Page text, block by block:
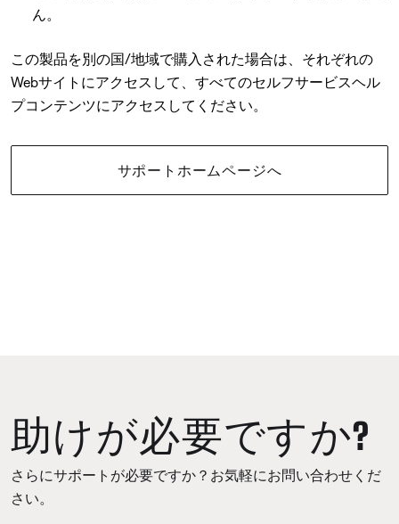
ん。
この製品を別の国/地域で購入された場合は、それぞれの
Webサイトにアクセスして、すべてのセルフサービスヘル
プコンテンツにアクセスしてください。
サポートホームページへ
助けが必要ですか?
さらにサポートが必要ですか？お気軽にお問い合わせくだ
さい。